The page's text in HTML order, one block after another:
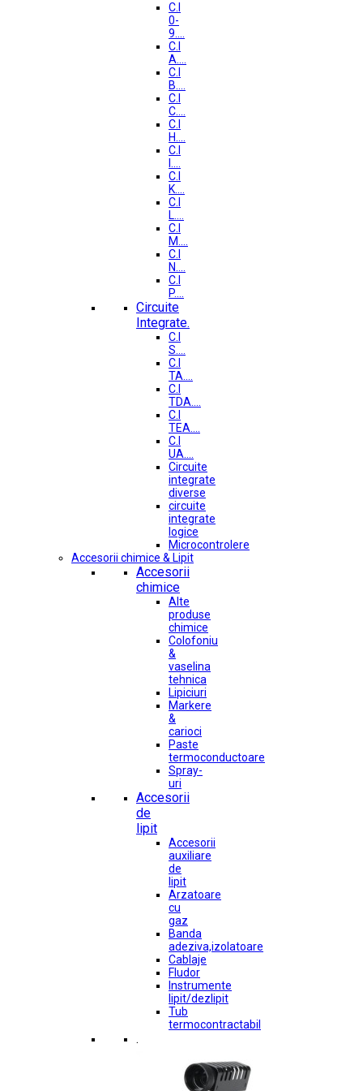
C.I
0-
9....
C.I
A....
C.I
B....
C.I
C....
C.I
H....
C.I
C.I
K....
C.I
L....
C.I
M....
C.I
N....
C.I
P....
Circuite
Integrate.
C.I
S....
C.I
TA....
C.I
TDA....
C.I
TEA....
C.I
UA....
Circuite
integrate
diverse
circuite
integrate
logice
Microcontrolere
Accesorii chimice & Lipit
Accesorii
chimice
Alte
produse
chimice
Colofoniu
&
vaselina
tehnica
Lipiciuri
Markere
&
carioci
Paste
termoconductoare
Spray-
uri
Accesorii
de
lipit
Accesorii
auxiliare
de
lipit
Arzatoare
cu
gaz
Banda
adeziva,izolatoare
Cablaje
Fludor
Instrumente
lipit/dezlipit
Tub
termocontractabil
.